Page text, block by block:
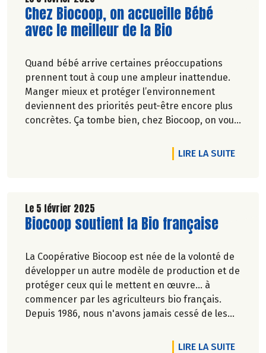
Lire la suite de l'article
Chez Biocoop, on accueille Bébé
avec le meilleur de la Bio
Quand bébé arrive certaines préoccupations
prennent tout à coup une ampleur inattendue.
Manger mieux et protéger l’environnement
deviennent des priorités peut-être encore plus
concrètes. Ça tombe bien, chez Biocoop, on vous
LIRE LA SUITEDE
Le 5 février 2025
Lire la suite de l'article
Biocoop soutient la Bio française
La Coopérative Biocoop est née de la volonté de
développer un autre modèle de production et de
protéger ceux qui le mettent en œuvre... à
commencer par les agriculteurs bio français.
Depuis 1986, nous n'avons jamais cessé de les
Paysan.ne.s Associé.e.s font partie intégrante de
LIRE LA SUITEDE